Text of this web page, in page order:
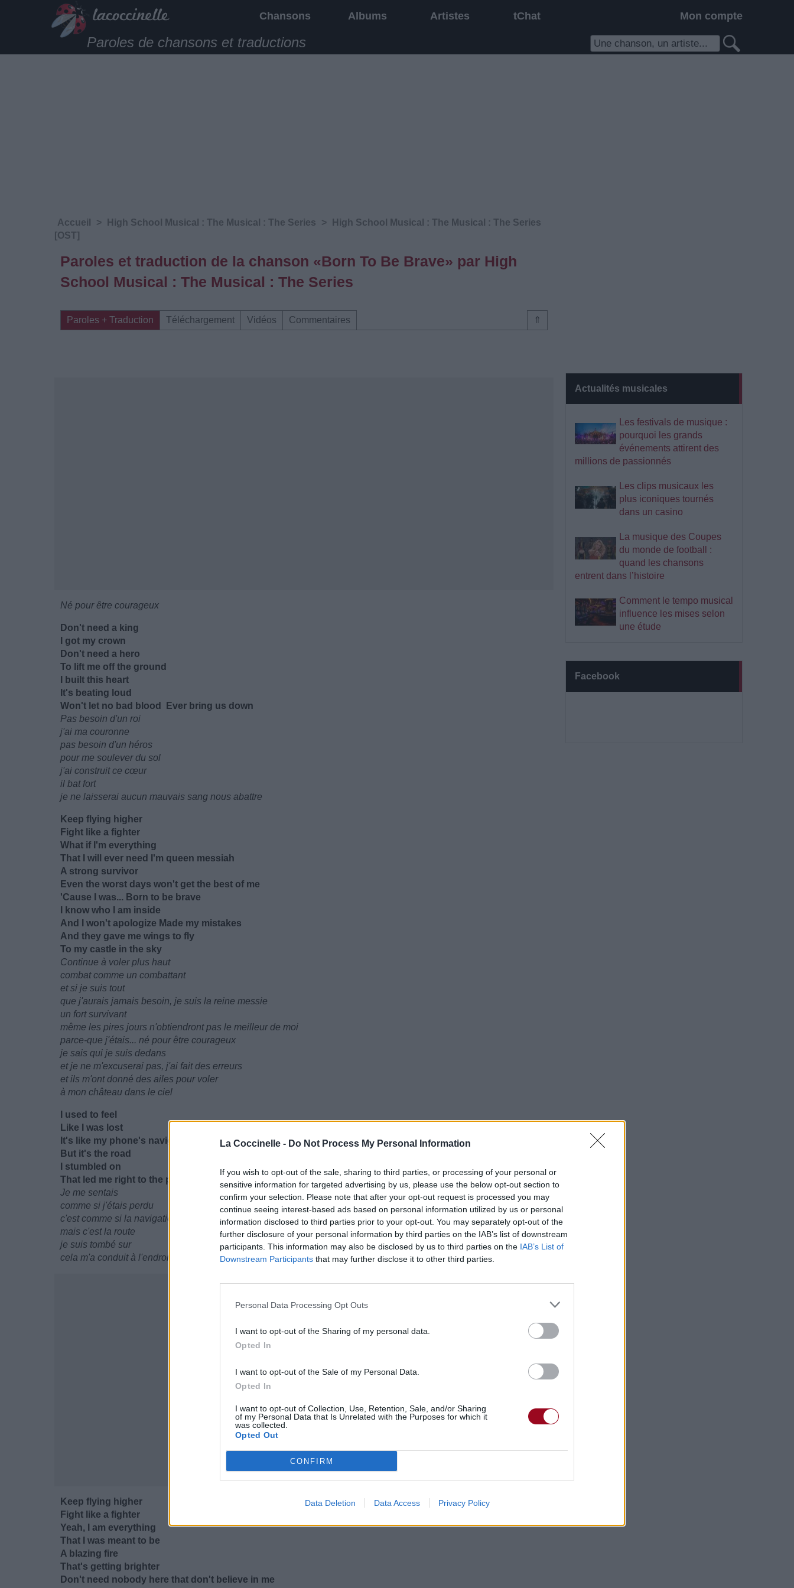
La Coccinelle - Do Not Process My Personal Information
If you wish to opt-out of the sale, sharing to third parties, or processing of your personal or
sensitive information for targeted advertising by us, please use the below opt-out section to
confirm your selection. Please note that after your opt-out request is processed you may
continue seeing interest-based ads based on personal information utilized by us or personal
information disclosed to third parties prior to your opt-out. You may separately opt-out of the
further disclosure of your personal information by third parties on the IAB’s list of downstream
participants. This information may also be disclosed by us to third parties on the IAB’s List of
Downstream Participants that may further disclose it to other third parties.
Personal Data Processing Opt Outs
I want to opt-out of the Sharing of my personal data.
Opted In
I want to opt-out of the Sale of my Personal Data.
Opted In
I want to opt-out of Collection, Use, Retention, Sale, and/or Sharing
of my Personal Data that Is Unrelated with the Purposes for which it
was collected.
Opted Out
CONFIRM
Data Deletion Data Access Privacy Policy
Chansons Albums Artistes tChat Mon compte
Paroles de chansons et traductions
Actualités musicales
Les festivals de musique :
pourquoi les grands
événements attirent des
millions de passionnés
Les clips musicaux les
plus iconiques tournés
dans un casino
La musique des Coupes
du monde de football :
quand les chansons
entrent dans l’histoire
Comment le tempo musical
influence les mises selon
une étude
Facebook
Accueil > High School Musical : The Musical : The Series >
High School Musical : The Musical : The Series
[OST]
Paroles et traduction de la chanson «Born To Be Brave» par High
School Musical : The Musical : The Series
⇑
Paroles + Traduction Téléchargement Vidéos Commentaires
Né pour être courageux
Don't need a king
I got my crown
Don't need a hero
To lift me off the ground
I built this heart
It's beating loud
Won't let no bad blood Ever bring us down
Pas besoin d'un roi
j'ai ma couronne
pas besoin d'un héros
pour me soulever du sol
j'ai construit ce cœur
il bat fort
je ne laisserai aucun mauvais sang nous abattre
Keep flying higher
Fight like a fighter
What if I'm everything
That I will ever need I'm queen messiah
A strong survivor
Even the worst days won't get the best of me
'Cause I was... Born to be brave
I know who I am inside
And I won't apologize Made my mistakes
And they gave me wings to fly
To my castle in the sky
Continue à voler plus haut
combat comme un combattant
et si je suis tout
que j'aurais jamais besoin, je suis la reine messie
un fort survivant
même les pires jours n'obtiendront pas le meilleur de moi
parce-que j'étais... né pour être courageux
je sais qui je suis dedans
et je ne m'excuserai pas, j'ai fait des erreurs
et ils m'ont donné des ailes pour voler
à mon château dans le ciel
I used to feel
Like I was lost
It's like my phone's navigation was turned off
But it's the road
I stumbled on
That led me right to the place where I belong
Je me sentais
comme si j'étais perdu
c'est comme si la navigation de mon téléphone était désactivée
mais c'est la route
je suis tombé sur
cela m'a conduit à l'endroit ou j'appartiens
Keep flying higher
Fight like a fighter
Yeah, I am everything
That I was meant to be
A blazing fire
That's getting brighter
Don't need nobody here that don't believe in me